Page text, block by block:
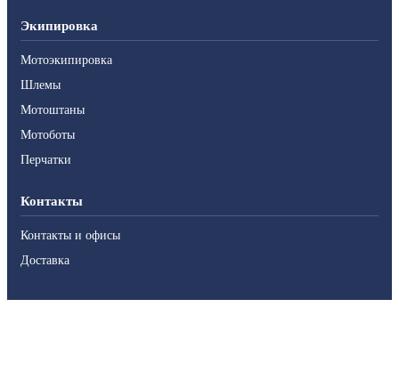
Экипировка
Мотоэкипировка
Шлемы
Мотоштаны
Мотоботы
Перчатки
Контакты
Контакты и офисы
Доставка